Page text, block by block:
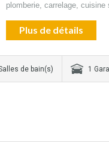
plomberie, carrelage,
Plus de détails
de bain(s) 1